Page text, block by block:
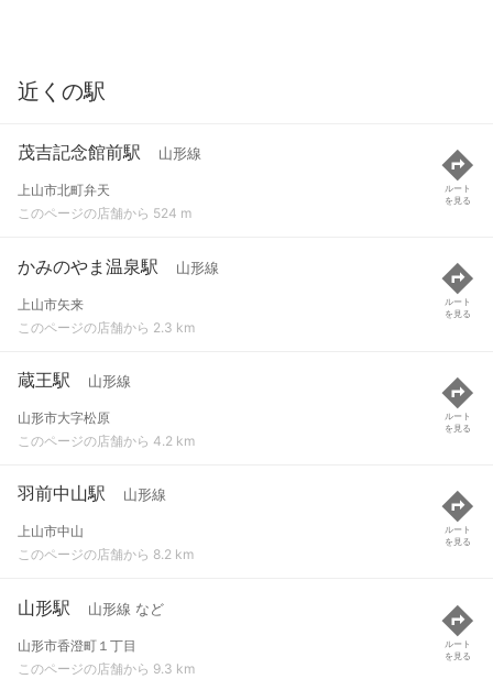
近くの駅
茂吉記念館前駅 山形線
上山市北町弁天
このページの店舗から 524 m
ルート
を見る
かみのやま温泉駅 山形線
上山市矢来
このページの店舗から 2.3 km
ルート
を見る
蔵王駅 山形線
山形市大字松原
このページの店舗から 4.2 km
ルート
を見る
羽前中山駅 山形線
上山市中山
このページの店舗から 8.2 km
ルート
を見る
山形駅 山形線 など
山形市香澄町１丁目
このページの店舗から 9.3 km
ルート
を見る